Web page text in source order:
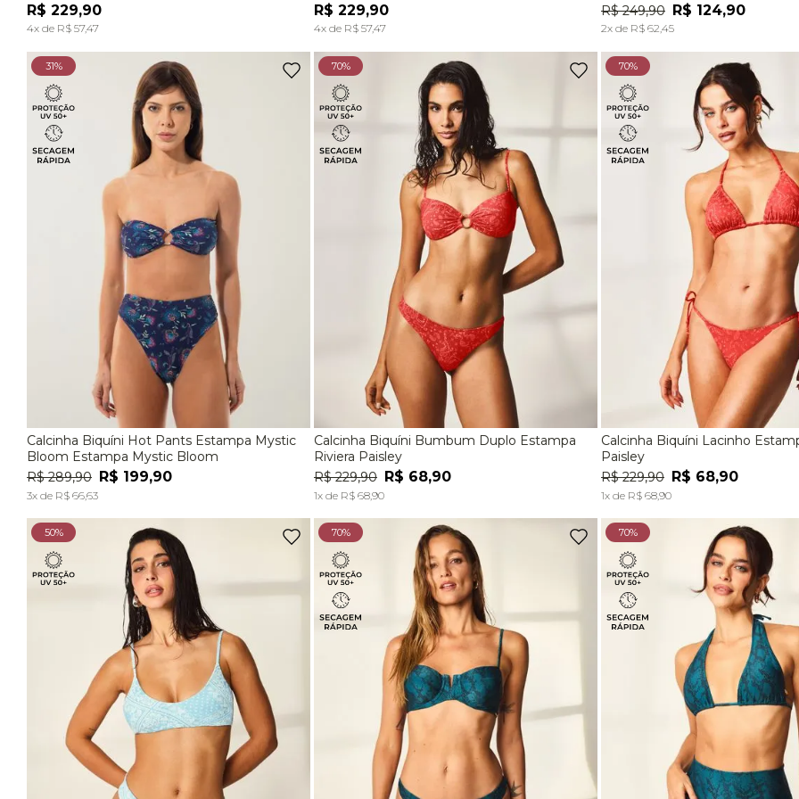
R$ 229,90
4x de R$ 57,47
R$ 229,90
4x de R$ 57,47
ADICIONAR À SACOLA
R$ 249,90 R$ 124,90
2x de R$ 62,45
31%
P M
ADICIONAR À SACOLA
Calcinha Biquíni Hot Pants Estampa Mystic
Bloom Estampa Mystic Bloom
R$ 289,90 R$ 199,90
3x de R$ 66,63
70%
P
ADICIONAR À SACOLA
Calcinha Biquíni Bumbum Duplo Estampa
Riviera Paisley
R$ 229,90 R$ 68,90
1x de R$ 68,90
70%
ADICIONAR À SACOLA
Calcinha Biquíni Lacinho
Paisley
R$ 229,90 R$ 68,90
1x de R$ 68,90
50% 70% 70%